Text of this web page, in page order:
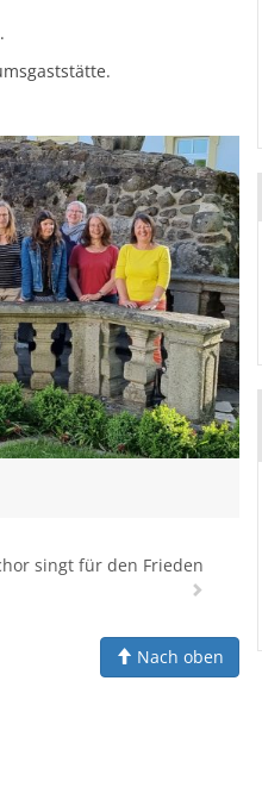
singt für den Frieden
Nach oben